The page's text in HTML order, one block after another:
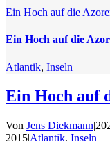
Ein Hoch auf die
Ein Hoch auf die
Atlantik, Inseln
Ein Hoch auf
Von Jens Diekmann|
2015|Atlantik, Inseln|